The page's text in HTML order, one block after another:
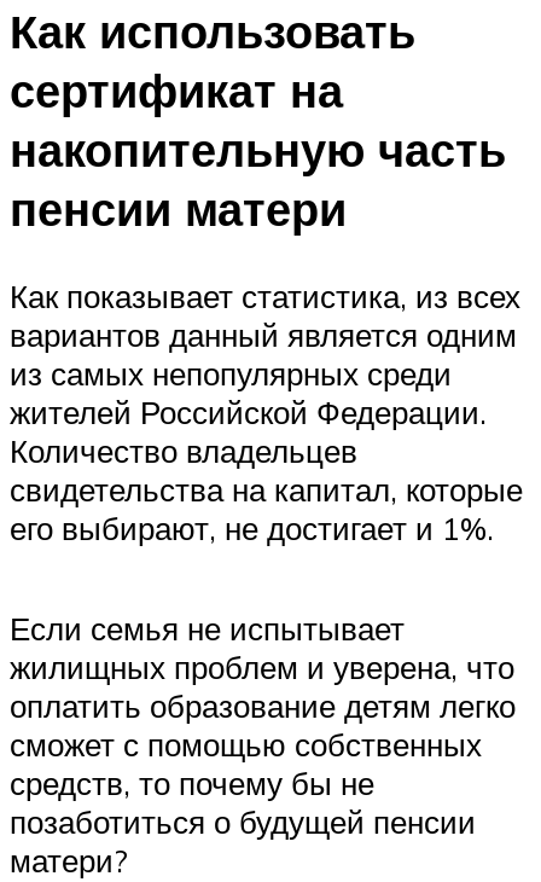
Как использовать
сертификат на
накопительную часть
пенсии матери
Как показывает статистика, из всех
вариантов данный является одним
из самых непопулярных среди
жителей Российской Федерации.
Количество владельцев
свидетельства на капитал, которые
его выбирают, не достигает и 1%.
Если семья не испытывает
жилищных проблем и уверена, что
оплатить образование детям легко
сможет с помощью собственных
средств, то почему бы не
позаботиться о будущей пенсии
матери?